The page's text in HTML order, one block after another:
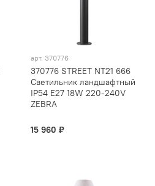
арт. 370776
370776 STREET NT21 666
Светильник ландшафтный
IP54 E27 18W 220-240V
ZEBRA
15 960 ₽